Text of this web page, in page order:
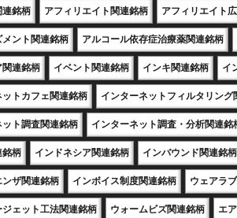
連銘柄 アフィリエイト関連銘柄 アフィリエイト
メント関連銘柄 アルコール依存症治療薬関連銘柄
関連銘柄 イベント関連銘柄 インキ関連銘柄 イ
ットカフェ関連銘柄 インターネットフィルタリング
ット調査関連銘柄 インターネット調査・分析関連銘
銘柄 インドネシア関連銘柄 インバウンド関連銘柄
ンザ関連銘柄 インボイス制度関連銘柄 ウェアラ
ジェット工法関連銘柄 ウォームビズ関連銘柄 エ